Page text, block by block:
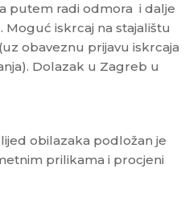
putem radi odmora i dalje
iskrcaj na stajalištu
obaveznu prijavu iskrcaja
Dolazak u Zagreb u
obilazaka podložan je
prilikama i procjeni